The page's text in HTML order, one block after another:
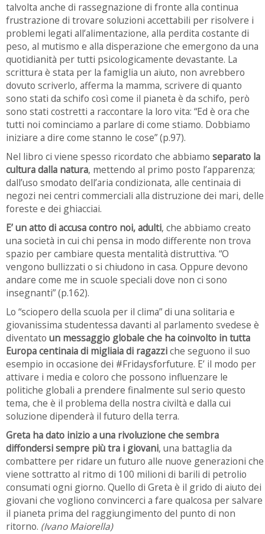
talvolta anche di rassegnazione di fronte alla continua
frustrazione di trovare soluzioni accettabili per risolvere i
problemi legati all’alimentazione, alla perdita costante di
peso, al mutismo e alla disperazione che emergono da una
quotidianità per tutti psicologicamente devastante. La
scrittura è stata per la famiglia un aiuto, non avrebbero
dovuto scriverlo, afferma la mamma, scrivere di quanto
sono stati da schifo così come il pianeta è da schifo, però
sono stati costretti a raccontare la loro vita: “Ed è ora che
tutti noi cominciamo a parlare di come stiamo. Dobbiamo
iniziare a dire come stanno le cose” (p.97).
Nel libro ci viene spesso ricordato che abbiamo separato la
cultura dalla natura, mettendo al primo posto l’apparenza;
dall’uso smodato dell’aria condizionata, alle centinaia di
negozi nei centri commerciali alla distruzione dei mari, delle
foreste e dei ghiacciai.
E’ un atto di accusa contro noi, adulti, che abbiamo creato
una società in cui chi pensa in modo differente non trova
spazio per cambiare questa mentalità distruttiva. “O
vengono bullizzati o si chiudono in casa. Oppure devono
andare come me in scuole speciali dove non ci sono
insegnanti” (p.162).
Lo “sciopero della scuola per il clima” di una solitaria e
giovanissima studentessa davanti al parlamento svedese è
diventato un messaggio globale che ha coinvolto in tutta
Europa centinaia di migliaia di ragazziche seguono il suo
esempio in occasione dei #Fridaysforfuture. E’ il modo per
attivare i media e coloro che possono influenzare le
politiche globali a prendere finalmente sul serio questo
tema, che è il problema della nostra civiltà e dalla cui
soluzione dipenderà il futuro della terra.
Greta ha dato inizio a una rivoluzione che sembra
diffondersi sempre più tra i giovani, una battaglia da
combattere per ridare un futuro alle nuove generazioni che
viene sottratto al ritmo di 100 milioni di barili di petrolio
consumati ogni giorno. Quello di Greta è il grido di aiuto dei
giovani che vogliono convincerci a fare qualcosa per salvare
il pianeta prima del raggiungimento del punto di non
ritorno. (Ivano Maiorella)